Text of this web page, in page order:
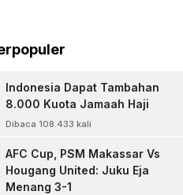
Indonesia Dapat Tambahan
8.000 Kuota Jamaah Haji
Dibaca 108.433 kali
AFC Cup, PSM Makassar Vs
Hougang United: Juku Eja
Menang 3-1